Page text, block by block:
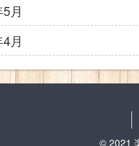
月
月
© 2021